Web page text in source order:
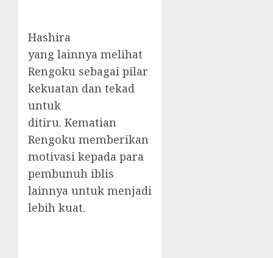
Hashira
yang lainnya melihat
Rengoku sebagai pilar
kekuatan dan tekad
untuk
ditiru. Kematian
Rengoku memberikan
motivasi kepada para
pembunuh iblis
lainnya untuk menjadi
lebih kuat.